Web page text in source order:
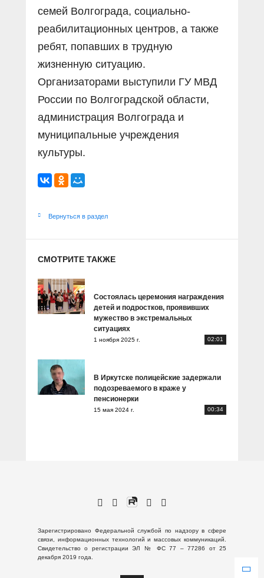
семей Волгограда, социально-
реабилитационных центров, а также
ребят, попавших в трудную
жизненную ситуацию.
Организаторами выступили ГУ МВД
России по Волгоградской области,
администрация Волгограда и
муниципальные учреждения
культуры.
Вернуться в раздел
СМОТРИТЕ ТАКЖЕ
Состоялась церемония награждения
детей и подростков, проявивших
мужество в экстремальных
ситуациях
1 ноября 2025 г. 02:01
В Иркутске полицейские задержали
подозреваемого в краже у
пенсионерки
15 мая 2024 г. 00:34
Зарегистрировано Федеральной службой по надзору в сфере
связи, информационных технологий и массовых коммуникаций.
Свидетельство о регистрации ЭЛ № ФС 77 – 77286 от 25
декабря 2019 года.